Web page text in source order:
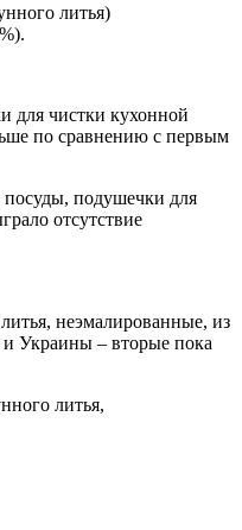
литья)
для чистки кухонной
по сравнению с первым
подушечки для
отсутствие
неэмалированные, из
Украины – вторые пока
литья,